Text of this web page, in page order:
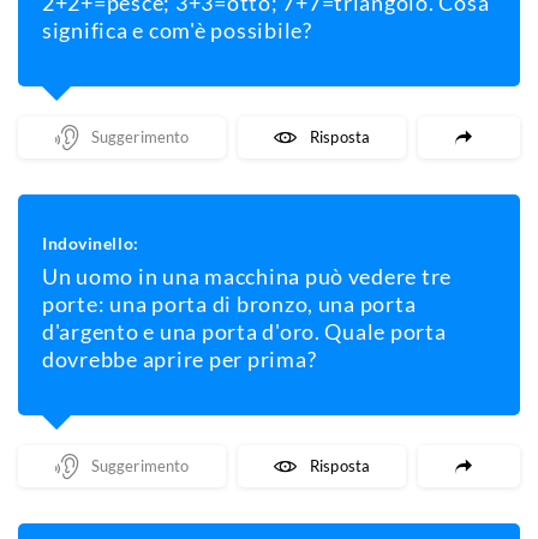
significa e com'è possibile?
Mostra Un Suggerimento Mostra La Risposta
Indovinello:
Un uomo in una macchina può vedere tre
porte: una porta di bronzo, una porta
d'argento e una porta d'oro. Quale porta
dovrebbe aprire per prima?
Mostra Un Suggerimento Mostra La Risposta